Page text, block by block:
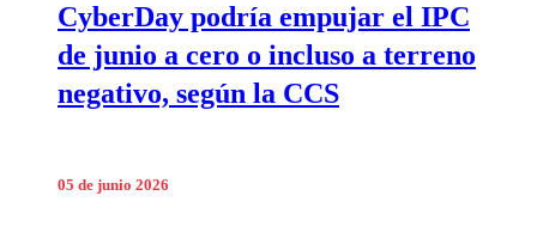
CyberDay podría empujar el IPC
de junio a cero o incluso a terreno
negativo, según la CCS
05 de junio 2026